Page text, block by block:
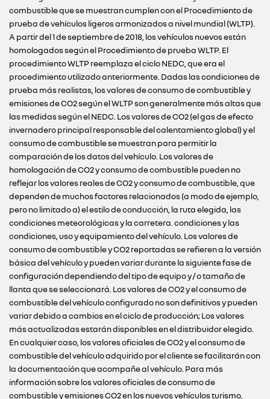
combustible que se muestran cumplen con el Procedimiento de
prueba de vehículos ligeros armonizados a nivel mundial (WLTP).
A partir del 1 de septiembre de 2018, los vehículos nuevos están
homologados según el Procedimiento de prueba WLTP. El
procedimiento WLTP reemplaza el ciclo NEDC, que era el
procedimiento utilizado anteriormente. Dadas las condiciones de
prueba más realistas, los valores de consumo de combustible y
emisiones de CO2 según el WLTP son generalmente más altas que
las medidas según el NEDC. Los valores de CO2 (el gas de efecto
invernadero principal responsable del calentamiento global) y el
consumo de combustible se muestran para permitir la
comparación de los datos del vehículo. Los valores de
homologación de CO2 y consumo de combustible pueden no
reflejar los valores reales de CO2 y consumo de combustible, que
dependen de muchos factores relacionados (a modo de ejemplo,
pero no limitado a) el estilo de conducción, la ruta elegida, las
condiciones meteorológicas y la carretera. condiciones y las
condiciones, uso y equipamiento del vehículo. Los valores de
consumo de combustible y CO2 reportadas se refieren a la versión
básica del vehículo y pueden variar durante la siguiente fase de
configuración dependiendo del tipo de equipo y / o tamaño de
llanta que se seleccionará. Los valores de CO2 y el consumo de
combustible del vehículo configurado no son definitivos y pueden
variar debido a cambios en el ciclo de producción; Los valores
más actualizadas estarán disponibles en el distribuidor elegido.
En cualquier caso, los valores oficiales de CO2 y el consumo de
combustible del vehículo adquirido por el cliente se facilitarán con
la documentación que acompañe al vehículo. Para más
información sobre los valores oficiales de consumo de
combustible y emisiones CO2 en los nuevos vehículos turismo,